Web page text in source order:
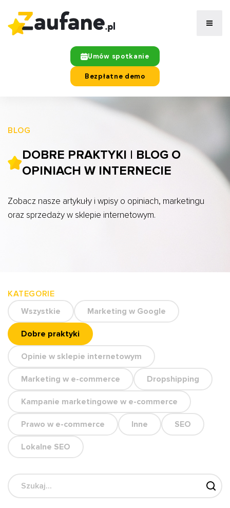
Umów spotkanie
Bezpłatne demo
BLOG
DOBRE PRAKTYKI | BLOG O
OPINIACH W INTERNECIE
Zobacz nasze artykuły i wpisy o opiniach, marketingu
oraz sprzedaży w sklepie internetowym.
KATEGORIE
Wszystkie
Marketing w Google
Dobre praktyki
Opinie w sklepie internetowym
Marketing w e-commerce Dropshipping
Kampanie marketingowe w e-commerce
Prawo w e-commerce Inne SEO
Lokalne SEO